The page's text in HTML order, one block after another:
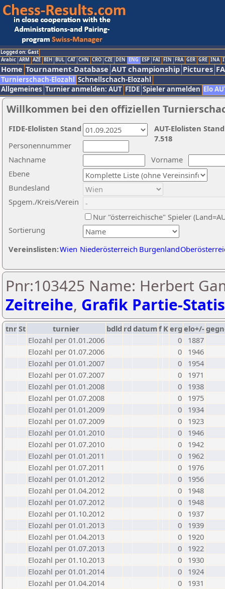
Logged on: Gast
Arabic ARM AZE BIH BUL CAT CHN CRO CZE DEN ENG ESP FAI FIN FRA GER GRE INA
Home Tournament-Database AUT championship Pictures
Turnierschach-Elozahl Schnellschach-Elozahl
Allgemeines Turnier anmelden: AUT FIDE Spieler anmelden Elo
Willkommen bei den offiziellen
Nachname
Vorname
Ebene
Sortierung
Personennummer
Bundesland
Spgem./Kreis/Verein
Nur "österreichische" Spieler
Vereinslisten:Wien Niederösterreich Burgenland
AUT-Elolisten
7.518
FIDE-Elolisten Stand
Pnr:103425 Name: Herbert
Zeitreihe, Grafik Partie-
tnrSt turnier bdld rd datumf Kerg elo+/-
Elozahl per 01.01.2006
0
1887
Elozahl per 01.07.2006
0
1946
Elozahl per 01.01.2007
0
1954
Elozahl per 01.07.2007
0
1971
Elozahl per 01.01.2008
0
1938
Elozahl per 01.07.2008
0
1975
Elozahl per 01.01.2009
0
1934
Elozahl per 01.07.2009
0
1923
Elozahl per 01.01.2010
0
1946
Elozahl per 01.07.2010
0
1942
Elozahl per 01.01.2011
0
1962
Elozahl per 01.07.2011
0
1976
Elozahl per 01.01.2012
0
1956
Elozahl per 01.04.2012
0
1948
Elozahl per 01.07.2012
0
1948
Elozahl per 01.10.2012
0
1937
Elozahl per 01.01.2013
0
1939
Elozahl per 01.04.2013
0
1920
Elozahl per 01.07.2013
0
1922
Elozahl per 01.10.2013
0
1930
Elozahl per 01.01.2014
0
1924
Elozahl per 01.04.2014
0
1931